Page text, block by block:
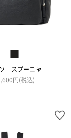
スプーニャ
円(税込)